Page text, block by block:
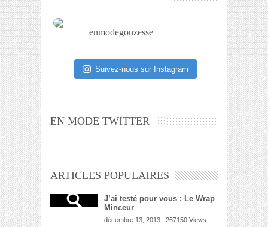
enmodegonzesse
Suivez-nous sur Instagram
EN MODE TWITTER
ARTICLES POPULAIRES
J’ai testé pour vous : Le Wrap
Minceur
décembre 13, 2013 | 267150 Views